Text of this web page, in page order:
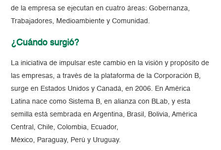
de la empresa se ejecutan en cuatro áreas: Gobernanza,
Trabajadores, Medioambiente y Comunidad.
¿Cuándo surgió?
La iniciativa de impulsar este cambio en la visión y propósito de
las empresas, a través de la plataforma de la Corporación B,
surge en Estados Unidos y Canadá, en 2006. En América
Latina nace como Sistema B, en alianza con BLab, y esta
semilla está sembrada en Argentina, Brasil, Bolivia, América
Central, Chile, Colombia, Ecuador,
México, Paraguay, Perú y Uruguay.